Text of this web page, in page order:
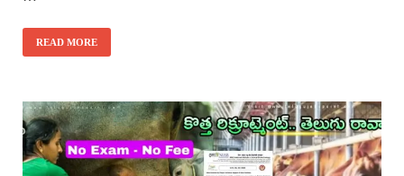
READ MORE